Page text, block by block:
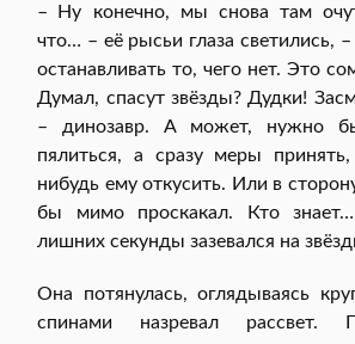
– Ну конечно, мы снова там
что… – её рысьи глаза светились,
останавливать то, чего нет. Это
Думал, спасут звёзды? Дудки!
– динозавр. А может, нужно
пялиться, а сразу меры
нибудь ему откусить. Или в
бы мимо проскакал. Кто
лишних секунды зазевался на
Она потянулась, оглядываясь
спинами назревал рассвет.